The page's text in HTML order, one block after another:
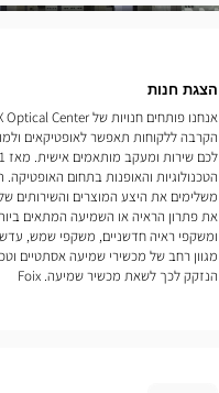
הצגת חנות
הקרבה ללקוחות תאפשר לאופטיקאים
הטכנולוגיות והאופנות בתחום האופטיקה.
משלימים את היצע המוצרים והשירותים
את פתרון הראיה או השמיעה המתאים
ומשקפי ראיה חדשניים, משקפי שמש,
מגוון רחב של מכשירי שמיעה אסתטיים
הנזקק לכך לשאת מכשיר שמיעה. Foix